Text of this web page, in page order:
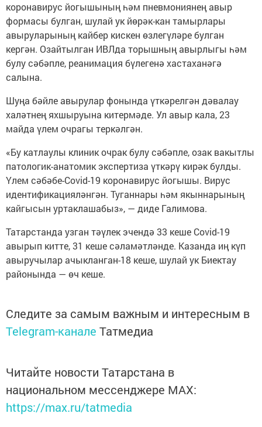
коронавирус йогышының һәм пневмониянең авыр
формасы булган, шулай ук йөрәк-кан тамырлары
авыруларының кайбер кискен өзлегүләре булган
кергән. Озайтылган ИВЛда торышның авырлыгы һәм
булу сәбәпле, реанимация бүлегенә хастаханәгә
салына.
Шуңа бәйле авырулар фонында үткәрелгән дәвалау
халәтнең яхшыруына китермәде. Ул авыр кала, 23
майда үлем очрагы теркәлгән.
«Бу катлаулы клиник очрак булу сәбәпле, озак вакытлы
патологик-анатомик экспертиза үткәрү кирәк булды.
Үлем сәбәбе-Covid-19 коронавирус йогышы. Вирус
идентификацияләнгән. Туганнары һәм якыннарының
кайгысын уртаклашабыз», — диде Галимова.
Татарстанда узган тәүлек эчендә 33 кеше Covid-19
авырып китте, 31 кеше сәламәтләнде. Казанда иң күп
авыручылар ачыкланган-18 кеше, шулай ук Биектау
районында — өч кеше.
Следите за самым важным и интересным в
Telegram-канале Татмедиа
Читайте новости Татарстана в
национальном мессенджере MАХ:
https://max.ru/tatmedia